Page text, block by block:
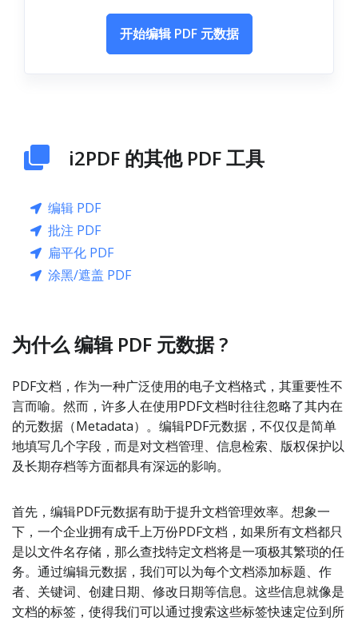
开始编辑 PDF 元数据
i2PDF 的其他 PDF 工具
编辑 PDF
批注 PDF
扁平化 PDF
涂黑/遮盖 PDF
为什么 编辑 PDF 元数据 ?
PDF文档，作为一种广泛使用的电子文档格式，其重要性不
言而喻。然而，许多人在使用PDF文档时往往忽略了其内在
的元数据（Metadata）。编辑PDF元数据，不仅仅是简单
地填写几个字段，而是对文档管理、信息检索、版权保护以
及长期存档等方面都具有深远的影响。
首先，编辑PDF元数据有助于提升文档管理效率。想象一
下，一个企业拥有成千上万份PDF文档，如果所有文档都只
是以文件名存储，那么查找特定文档将是一项极其繁琐的任
务。通过编辑元数据，我们可以为每个文档添加标题、作
者、关键词、创建日期、修改日期等信息。这些信息就像是
文档的标签，使得我们可以通过搜索这些标签快速定位到所